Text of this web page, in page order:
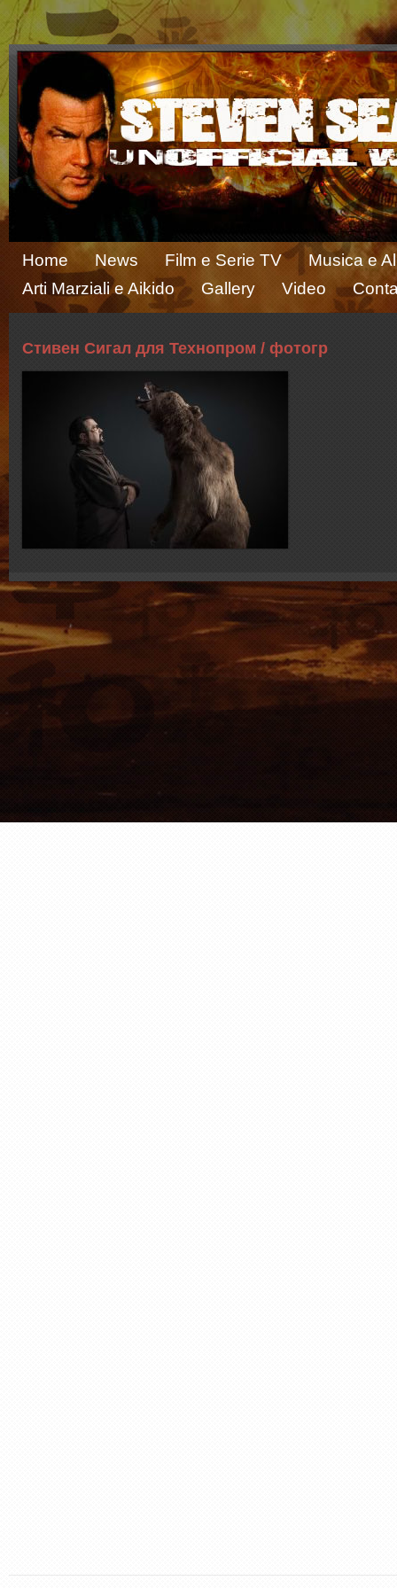
Home News Film e Serie TV
Musica e
Arti Marziali e Aikido
Gallery Video
Стивен Сигал для Технопром / фотогр